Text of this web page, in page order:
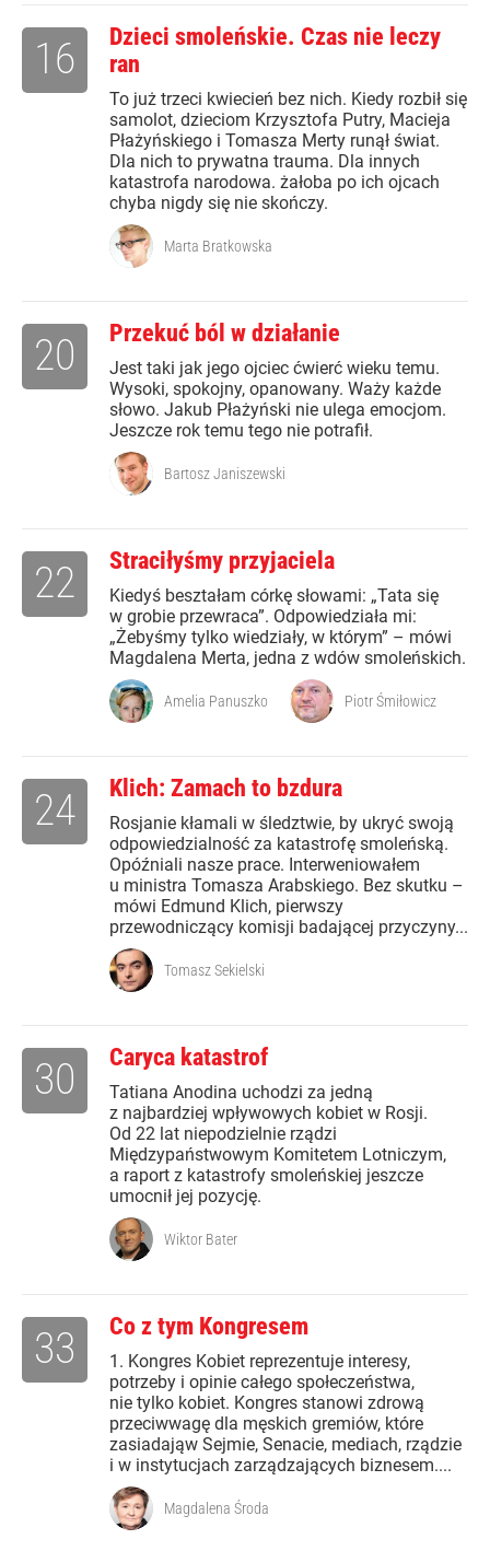
Dzieci smoleńskie. Czas nie leczy
ran
To już trzeci kwiecień bez nich. Kiedy rozbił się
samolot, dzieciom Krzysztofa Putry, Macieja
Płażyńskiego i Tomasza Merty runął świat.
Dla nich to prywatna trauma. Dla innych
katastrofa narodowa. żałoba po ich ojcach
chyba nigdy się nie skończy.
16
Marta Bratkowska
Przekuć ból w działanie
Jest taki jak jego ojciec ćwierć wieku temu.
Wysoki, spokojny, opanowany. Waży każde
słowo. Jakub Płażyński nie ulega emocjom.
Jeszcze rok temu tego nie potrafił.
20
Bartosz Janiszewski
Straciłyśmy przyjaciela
Kiedyś beształam córkę słowami: „Tata się
w grobie przewraca”. Odpowiedziała mi:
„Żebyśmy tylko wiedziały, w którym” – mówi
Magdalena Merta, jedna z wdów smoleńskich.
22
Amelia Panuszko Piotr Śmiłowicz
Klich: Zamach to bzdura
Rosjanie kłamali w śledztwie, by ukryć swoją
odpowiedzialność za katastrofę smoleńską.
Opóźniali nasze prace. Interweniowałem
u ministra Tomasza Arabskiego. Bez skutku –
mówi Edmund Klich, pierwszy
przewodniczący komisji badającej przyczyny...
24
Tomasz Sekielski
Caryca katastrof
Tatiana Anodina uchodzi za jedną
z najbardziej wpływowych kobiet w Rosji.
Od 22 lat niepodzielnie rządzi
Międzypaństwowym Komitetem Lotniczym,
a raport z katastrofy smoleńskiej jeszcze
umocnił jej pozycję.
30
Wiktor Bater
Co z tym Kongresem
1. Kongres Kobiet reprezentuje interesy,
potrzeby i opinie całego społeczeństwa,
nie tylko kobiet. Kongres stanowi zdrową
przeciwwagę dla męskich gremiów, które
zasiadająw Sejmie, Senacie, mediach, rządzie
i w instytucjach zarządzających biznesem....
33
Magdalena Środa